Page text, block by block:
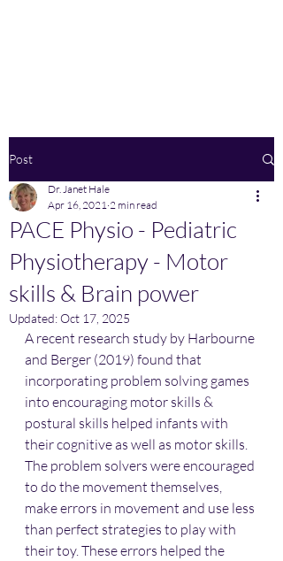
Post
PACE Physio - Pediatric
Physiotherapy - Motor
skills & Brain power
Dr. Janet Hale
Apr 16, 2021 2 min read
Updated:Oct 17, 2025
A recent research study by Harbourne
and Berger (2019) found that
incorporating problem solving games
into encouraging motor skills &
postural skills helped infants with
their cognitive as well as motor skills.
The problem solvers were encouraged
to do the movement themselves,
make errors in movement and use less
than perfect strategies to play with
their toy. These errors helped the